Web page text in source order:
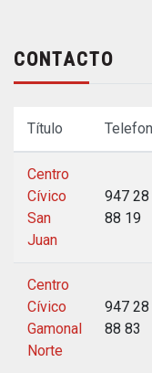
CONTACTO
Título
Centro
Cívico
San
Juan
947 28
88 19
Centro
Cívico
Gamonal
Norte
947 28
88 83